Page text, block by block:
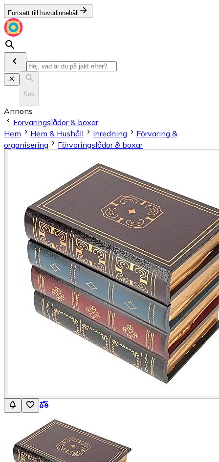
Fortsätt till huvudinnehåll
Sök
Annons
Förvaringslådor & boxar
Hem
Hem & Hushåll Inredning
Förvaring &
organisering
Förvaringslådor & boxar